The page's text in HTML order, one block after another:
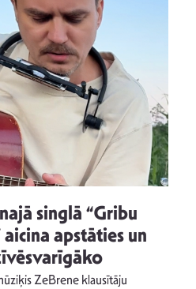
singlā “Gribu
apstāties un
ZeBrene klausītāju